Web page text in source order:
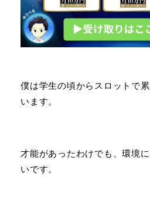
僕は学生の頃からスロットで
います。
才能があったわけでも、環境
いです。